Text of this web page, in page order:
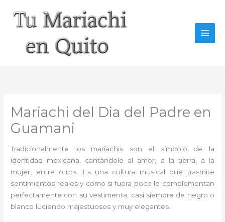
contenido
Mariachi del Dia del Padre en
Guamani
Tradicionalmente los mariachis son el símbolo de la
identidad mexicana, cantándole al amor, a la tierra, a la
mujer, entre otros. Es una cultura musical que trasmite
sentimientos reales y como si fuera poco lo complementan
perfectamente con su vestimenta, casi siempre de negro o
blanco luciendo majestuosos y muy elegantes.